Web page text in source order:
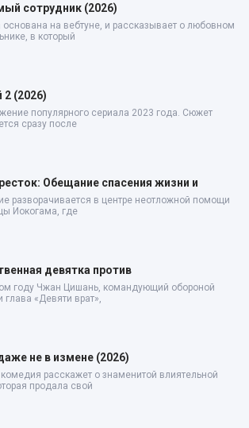
сотрудник (2026)
на вебтуне, и рассказывает о любовном
в который
(2026)
популярного сериала 2023 года. Сюжет
сразу после
Обещание спасения жизни и
разворачивается в центре неотложной помощи
Иокогама, где
девятка против
году Чжан Цишань, командующий обороной
глава «Девяти врат»,
не в измене (2026)
расскажет о знаменитой влиятельной
продала свой